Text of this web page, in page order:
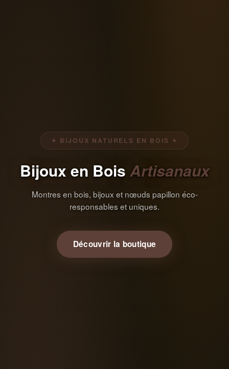
✦ BIJOUX NATURELS EN BOIS ✦
Bijoux en Bois Artisanaux
Montres en bois, bijoux et nœuds papillon éco-
responsables et uniques.
Découvrir la boutique